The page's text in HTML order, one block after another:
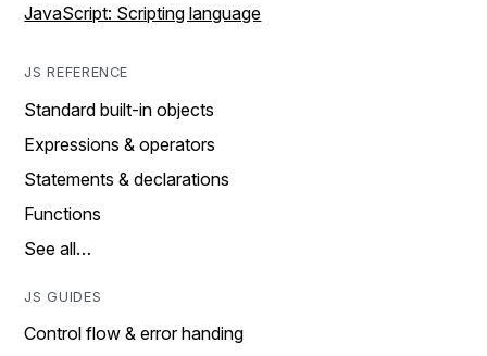
JavaScript: Scripting language
JS REFERENCE
Standard built-in objects
Expressions & operators
Statements & declarations
Functions
See all…
JS GUIDES
Control flow & error handing